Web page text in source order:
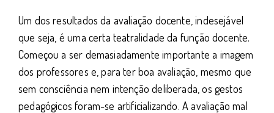
Um dos resultados da avaliação docente, indesejável
que seja, é uma certa teatralidade da função docente.
Começou a ser demasiadamente importante a imagem
dos professores e, para ter boa avaliação, mesmo que
sem consciência nem intenção deliberada, os gestos
pedagógicos foram-se artificializando. A avaliação mal